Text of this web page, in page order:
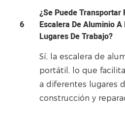
6
¿Se Puede Transportar
Escalera De Aluminio
Lugares De Trabajo?
Sí, la escalera de
portátil, lo que
a diferentes lugares
construcción y